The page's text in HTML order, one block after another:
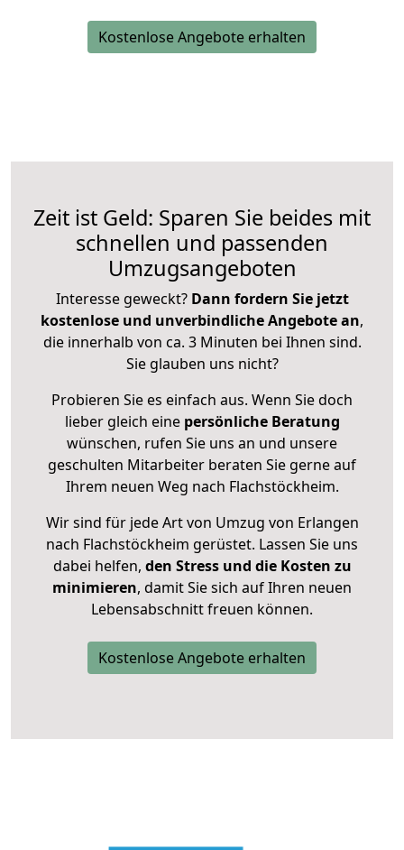
Kostenlose Angebote erhalten
Zeit ist Geld: Sparen Sie beides mit
schnellen und passenden
Umzugsangeboten
Interesse geweckt? Dann fordern Sie jetzt
kostenlose und unverbindliche Angebote an,
die innerhalb von ca. 3 Minuten bei Ihnen sind.
Sie glauben uns nicht?
Probieren Sie es einfach aus. Wenn Sie doch
lieber gleich eine persönliche Beratung
wünschen, rufen Sie uns an und unsere
geschulten Mitarbeiter beraten Sie gerne auf
Ihrem neuen Weg nach Flachstöckheim.
Wir sind für jede Art von Umzug von Erlangen
nach Flachstöckheim gerüstet. Lassen Sie uns
dabei helfen, den Stress und die Kosten zu
minimieren, damit Sie sich auf Ihren neuen
Lebensabschnitt freuen können.
Kostenlose Angebote erhalten